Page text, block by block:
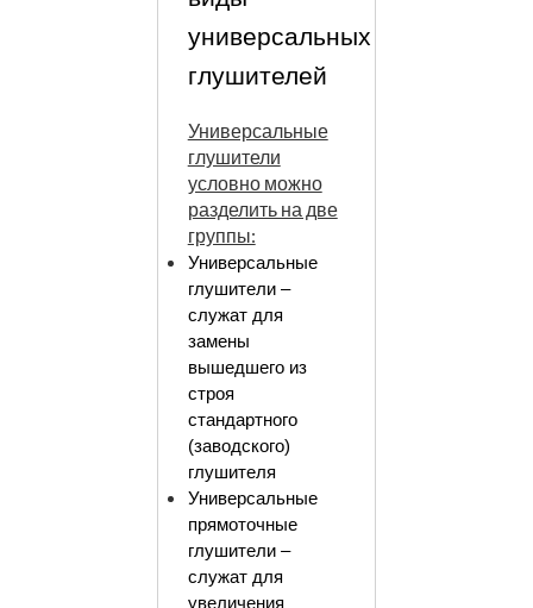
универсальных
глушителей
Универсальные
глушители
условно можно
разделить на две
группы:
Универсальные
глушители –
служат для
замены
вышедшего из
строя
стандартного
(заводского)
глушителя
Универсальные
прямоточные
глушители –
служат для
увеличения